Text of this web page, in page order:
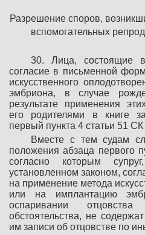
Разрешение споров,
вспомогательных
30. Лица, состоящие
согласие в письменной
искусственного
эмбриона, в случае
результате применения
его родителями в книге
первый пункта 4 статьи 51
Вместе с тем судам
положения абзаца первого
согласно которым
установленном законом,
на применение метода
или на имплантацию
оспаривании
обстоятельства, не
им записи об отцовстве по